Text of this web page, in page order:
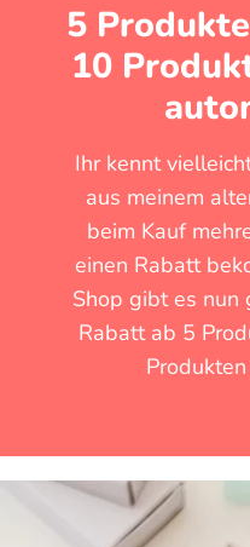
5
10
Ihr kennt
aus meinem
beim Kauf
einen Rabatt
Shop gibt es nun
Rabatt ab 5